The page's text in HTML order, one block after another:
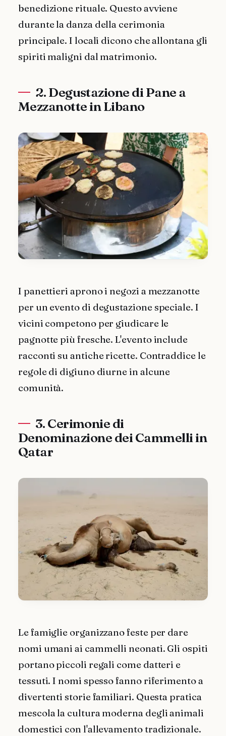
benedizione rituale. Questo avviene
durante la danza della cerimonia
principale. I locali dicono che allontana gli
spiriti maligni dal matrimonio.
2. Degustazione di Pane a
Mezzanotte in Libano
I panettieri aprono i negozi a mezzanotte
per un evento di degustazione speciale. I
vicini competono per giudicare le
pagnotte più fresche. L'evento include
racconti su antiche ricette. Contraddice le
regole di digiuno diurne in alcune
comunità.
3. Cerimonie di
Denominazione dei Cammelli in
Qatar
Le famiglie organizzano feste per dare
nomi umani ai cammelli neonati. Gli ospiti
portano piccoli regali come datteri e
tessuti. I nomi spesso fanno riferimento a
divertenti storie familiari. Questa pratica
mescola la cultura moderna degli animali
domestici con l'allevamento tradizionale.